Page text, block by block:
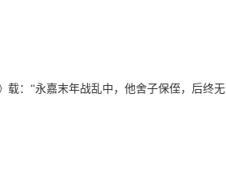
载：“永嘉末年战乱中，他舍子保侄，后终无